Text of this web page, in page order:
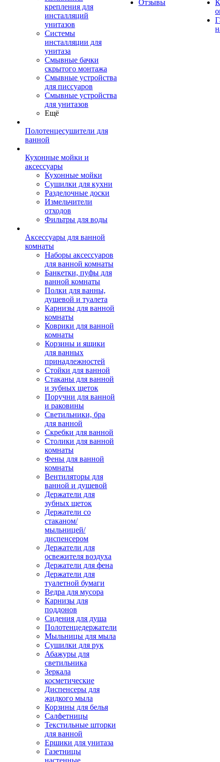
крепления для
инсталляций
унитазов
Системы
инсталляции для
унитаза
Смывные бачки
скрытого монтажа
Смывные устройства
для писсуаров
Смывные устройства
для унитазов
Ещё
Полотенцесушители для
ванной
Кухонные мойки и
аксессуары
Кухонные мойки
Сушилки для кухни
Разделочные доски
Измельчители
отходов
Фильтры для воды
Аксессуары для ванной
комнаты
Наборы аксессуаров
для ванной комнаты
Банкетки, пуфы для
ванной комнаты
Полки для ванны,
душевой и туалета
Карнизы для ванной
комнаты
Коврики для ванной
комнаты
Корзины и ящики
для ванных
принадлежностей
Стойки для ванной
Стаканы для ванной
и зубных щеток
Поручни для ванной
и раковины
Светильники, бра
для ванной
Скребки для ванной
Столики для ванной
комнаты
Фены для ванной
комнаты
Вентиляторы для
ванной и душевой
Держатели для
зубных щеток
Держатели со
стаканом/
мыльницей/
диспенсером
Держатели для
освежителя воздуха
Держатели для фена
Держатели для
туалетной бумаги
Ведра для мусора
Карнизы для
поддонов
Сидения для душа
Полотенцедержатели
Мыльницы для мыла
Сушилки для рук
Абажуры для
светильника
Зеркала
косметические
Диспенсеры для
жидкого мыла
Корзины для белья
Салфетницы
Текстильные шторки
для ванной
Ершики для унитаза
Газетницы
настенные
Отзывы